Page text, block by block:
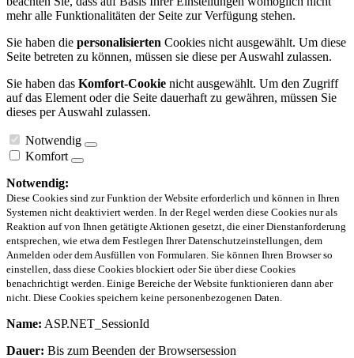
mehr alle Funktionalitäten der Seite zur Verfügung stehen.
Sie haben die personalisierten Cookies nicht ausgewählt. Um diese
Seite betreten zu können, müssen sie diese per Auswahl zulassen.
Sie haben das Komfort-Cookie nicht ausgewählt. Um den Zugriff
auf das Element oder die Seite dauerhaft zu gewähren, müssen Sie
dieses per Auswahl zulassen.
Notwendig
Komfort
Notwendig:
Diese Cookies sind zur Funktion der Website erforderlich und können in Ihren
Systemen nicht deaktiviert werden. In der Regel werden diese Cookies nur als
Reaktion auf von Ihnen getätigte Aktionen gesetzt, die einer Dienstanforderung
entsprechen, wie etwa dem Festlegen Ihrer Datenschutzeinstellungen, dem
Anmelden oder dem Ausfüllen von Formularen. Sie können Ihren Browser so
einstellen, dass diese Cookies blockiert oder Sie über diese Cookies
benachrichtigt werden. Einige Bereiche der Website funktionieren dann aber
nicht. Diese Cookies speichern keine personenbezogenen Daten.
Name: ASP.NET_SessionId
Dauer: Bis zum Beenden der Browsersession